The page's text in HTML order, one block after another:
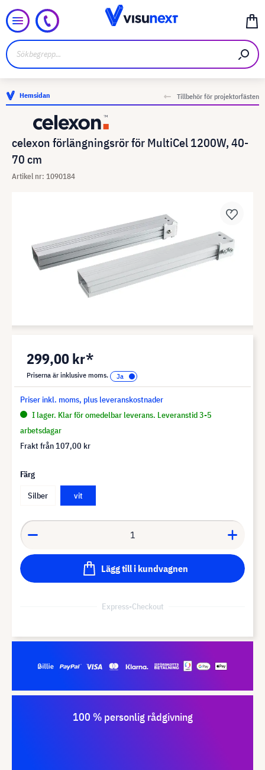
Hemsidan Tillbehör för projektorfästen
celexon förlängningsrör för MultiCel 1200W, 40-
70 cm
Artikel nr: 1090184
299,00 kr*
Priserna är inklusive moms.
Priser inkl. moms, plus leveranskostnader
I lager. Klar för omedelbar leverans. Leveranstid 3-5
arbetsdagar
Frakt från 107,00 kr
Färg
Silber
vit
Lägg till i kundvagnen
Express-Checkout
100 % personlig rådgivning